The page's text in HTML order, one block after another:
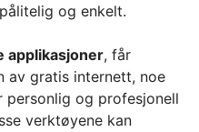
og enkelt.
applikasjoner, får
av gratis internett, noe
personlig og profesjonell
verktøyene kan